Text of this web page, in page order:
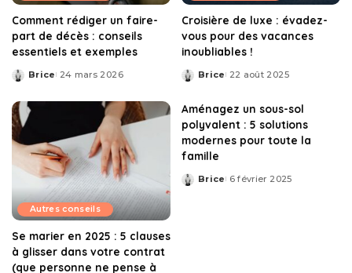
Comment rédiger un faire-
part de décès : conseils
essentiels et exemples
Posted
Brice 24 mars 2026
Croisière de luxe : évadez-
vous pour des vacances
inoubliables !
Posted
Brice 22 août 2025
Autres conseils
Se marier en 2025 : 5 clauses
à glisser dans votre contrat
(que personne ne pense à
Aménagez un sous-sol
polyvalent : 5 solutions
modernes pour toute la
famille
Posted
Brice 6 février 2025